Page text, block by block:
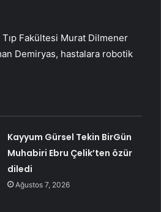
Fakültesi Murat Dilmener
Demiryas, hastalara robotik
Kayyum Gürsel Tekin BirGün
Muhabiri Ebru Çelik’ten özür
diledi
Ağustos 7, 2026